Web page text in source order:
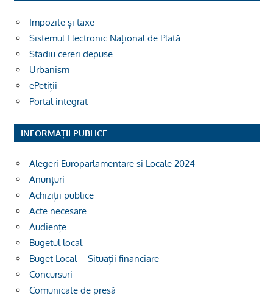
Impozite și taxe
Sistemul Electronic Național de Plată
Stadiu cereri depuse
Urbanism
ePetiții
Portal integrat
INFORMAȚII PUBLICE
Alegeri Europarlamentare si Locale 2024
Anunțuri
Achiziții publice
Acte necesare
Audiențe
Bugetul local
Buget Local – Situații financiare
Concursuri
Comunicate de presă